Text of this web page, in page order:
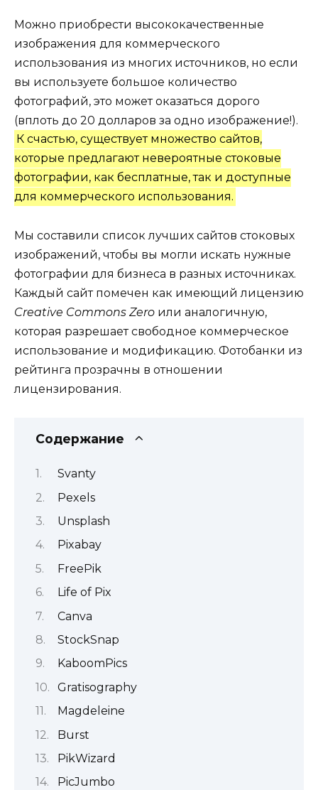
Можно приобрести высококачественные
изображения для коммерческого
использования из многих источников, но если
вы используете большое количество
фотографий, это может оказаться дорого
(вплоть до 20 долларов за одно изображение!).
К счастью, существует множество сайтов,
которые предлагают невероятные стоковые
фотографии, как бесплатные, так и доступные
для коммерческого использования.
Мы составили список лучших сайтов стоковых
изображений, чтобы вы могли искать нужные
фотографии для бизнеса в разных источниках.
Каждый сайт помечен как имеющий лицензию
Creative Commons Zero или аналогичную,
которая разрешает свободное коммерческое
использование и модификацию. Фотобанки из
рейтинга прозрачны в отношении
лицензирования.
Содержание
Svanty
Pexels
Unsplash
Pixabay
FreePik
Life of Pix
Canva
StockSnap
KaboomPics
Gratisography
Magdeleine
Burst
PikWizard
PicJumbo